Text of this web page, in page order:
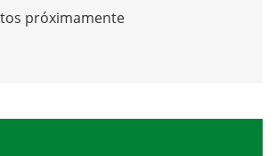
próximamente